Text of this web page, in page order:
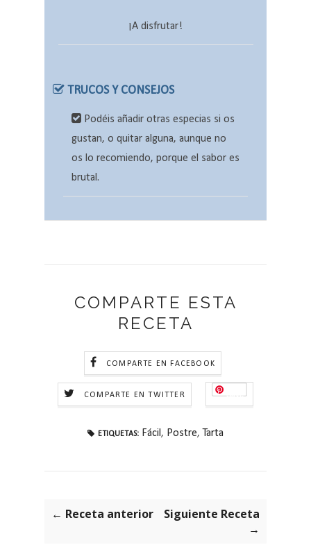
¡A disfrutar!
TRUCOS Y CONSEJOS
Podéis añadir otras especias si os
gustan, o quitar alguna, aunque no
os lo recomiendo, porque el sabor es
brutal.
COMPARTE ESTA
RECETA
COMPARTE EN FACEBOOK
COMPARTE EN TWITTER Save
ETIQUETAS: Fácil, Postre, Tarta
← Receta anterior
Siguiente Receta
→